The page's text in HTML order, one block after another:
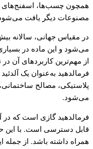
همچون چسب‌ها، اسفنج‌های
مصنوعات دیگر یافت می‌شود.
می‌شود و این ماده در
از مهم‌ترین کاربردهای آن
فرمالدهید به‌عنوان یک
پلاستیکی، مصالح
می‌شود.
فرمالدهید گازی است که
قابل دسترسی است. با این
همراه داشته باشد. از جمله